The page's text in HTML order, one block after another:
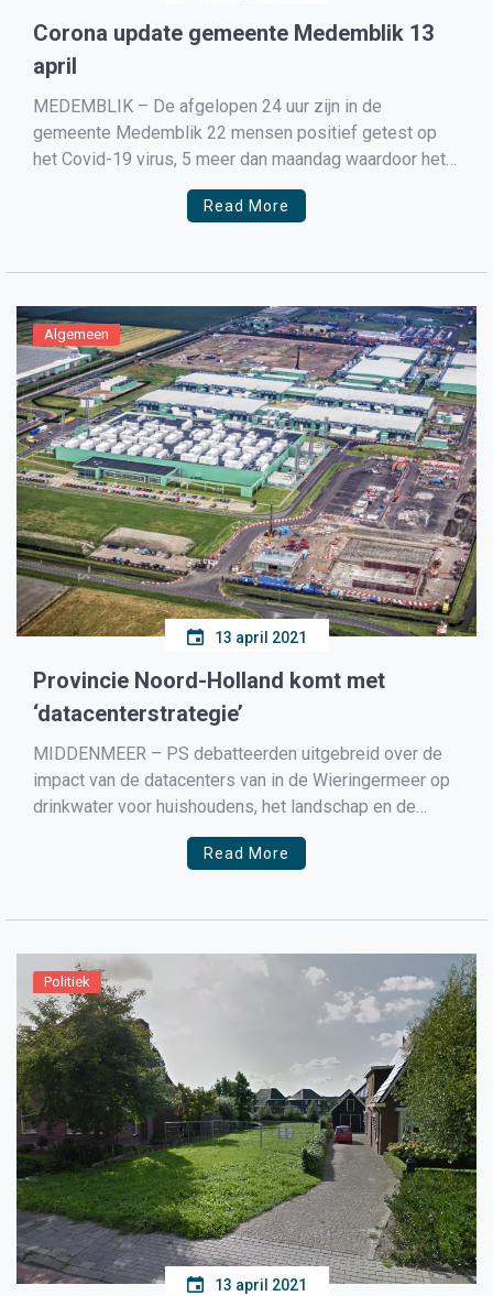
Corona update gemeente Medemblik 13
april
MEDEMBLIK – De afgelopen 24 uur zijn in de
gemeente Medemblik 22 mensen positief getest op
het Covid-19 virus, 5 meer dan maandag waardoor het
gemiddelde aantal positief geteste mensen per
100.000 inwoners uitkomt op 48,8, een stijging van 11,1
Read More
Algemeen
13 april 2021
Provincie Noord-Holland komt met
‘datacenterstrategie’
MIDDENMEER – PS debatteerden uitgebreid over de
impact van de datacenters van in de Wieringermeer op
drinkwater voor huishoudens, het landschap en de
beschikbare duurzame energie. Diverse Statenleden
spraken hun zorgen uit over: het gebruik van drinkwater
Read More
Politiek
13 april 2021